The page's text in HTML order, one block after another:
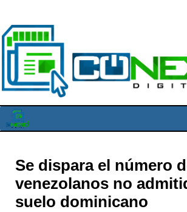
Se dispara el número
venezolanos no
suelo dominicano